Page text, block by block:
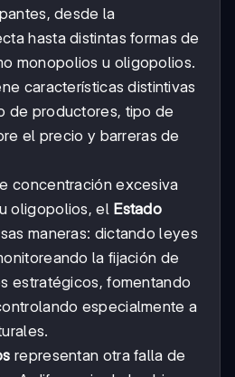
desde la
hasta distintas formas de
monopolios u oligopolios.
características distintivas
de productores, tipo de
el precio y barreras de
concentración excesiva
oligopolios, el Estado
maneras: dictando leyes
la fijación de
estratégicos, fomentando
especialmente a
representan otra falla de